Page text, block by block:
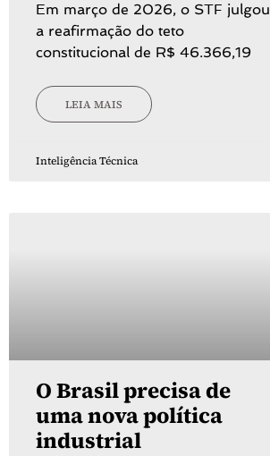
Em março de 2026, o STF julgou
a reafirmação do teto
constitucional de R$ 46.366,19
LEIA MAIS
Inteligência Técnica
O Brasil precisa de
uma nova política
industrial